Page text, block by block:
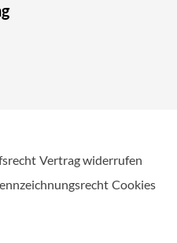
Vertrag widerrufen
Cookies